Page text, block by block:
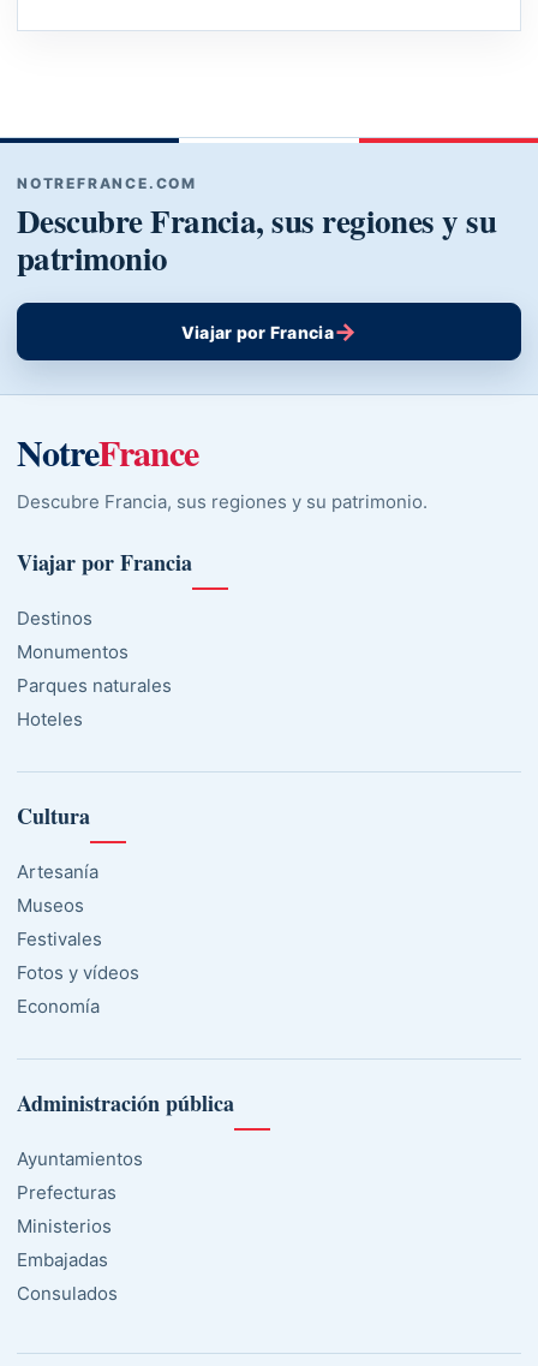
NOTREFRANCE.COM
Descubre Francia, sus regiones y su
patrimonio
Viajar por Francia→
NotreFrance
Descubre Francia, sus regiones y su patrimonio.
Viajar por Francia
Destinos
Monumentos
Parques naturales
Hoteles
Cultura
Artesanía
Museos
Festivales
Fotos y vídeos
Economía
Administración pública
Ayuntamientos
Prefecturas
Ministerios
Embajadas
Consulados